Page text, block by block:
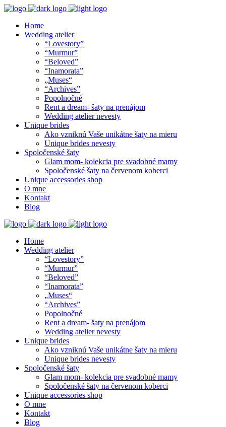
Home
Wedding atelier
“Lovestory”
“Murmur”
“Beloved”
“Inamorata”
„Muses“
“Archives”
Popolnočné
Rent a dream- šaty na prenájom
Wedding atelier nevesty
Unique brides
Ako vzniknú Vaše unikátne šaty na mieru
Unique brides nevesty
Spoločenské šaty
Glam mom- kolekcia pre svadobné mamy
Spoločenské šaty na červenom koberci
Unique accessories shop
O mne
Kontakt
Blog
Home
Wedding atelier
“Lovestory”
“Murmur”
“Beloved”
“Inamorata”
„Muses“
“Archives”
Popolnočné
Rent a dream- šaty na prenájom
Wedding atelier nevesty
Unique brides
Ako vzniknú Vaše unikátne šaty na mieru
Unique brides nevesty
Spoločenské šaty
Glam mom- kolekcia pre svadobné mamy
Spoločenské šaty na červenom koberci
Unique accessories shop
O mne
Kontakt
Blog